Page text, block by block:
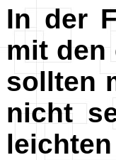
In der
mit den
sollten
nicht
leichten